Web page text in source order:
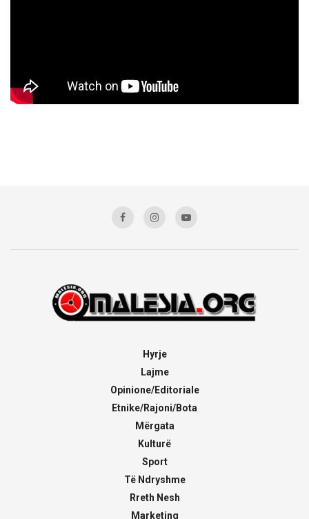
Hyrje
Lajme
Opinione/Editoriale
Etnike/Rajoni/Bota
Mërgata
Kulturë
Sport
Të Ndryshme
Rreth Nesh
Marketing